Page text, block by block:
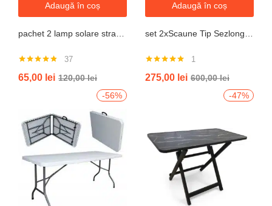
Adaugă în coș
4.76din 5
37
65,00 lei 120,00lei
Adaugă în coș
5.00din 5
1
275,00 lei 600,00lei
-56%
-47%